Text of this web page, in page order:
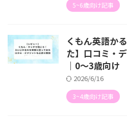
5~6歳向け記事
くもん英語か
た】口コミ・
｜0〜3歳向け
2026/6/16
3~4歳向け記事